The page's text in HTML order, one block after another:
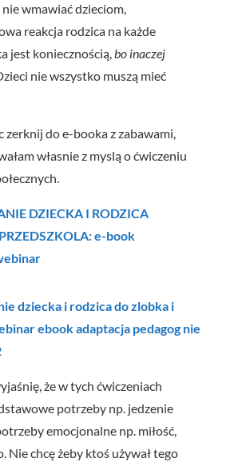
wmawiać dzieciom,
reakcja rodzica na każde
jest koniecznością,bo inaczej
nie wszystko muszą mieć
zerknij do e-booka z zabawami,
własnie z myslą o ćwiczeniu
DZIECKA I RODZICA
e-book
że w tych ćwiczeniach
potrzeby np. jedzenie
emocjonalne np. miłość,
Nie chcę żeby ktoś używał tego